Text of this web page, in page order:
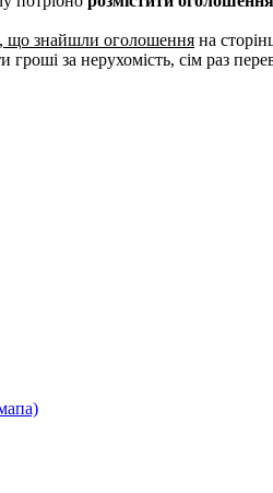
що знайшли оголошення на
за нерухомість, сім раз